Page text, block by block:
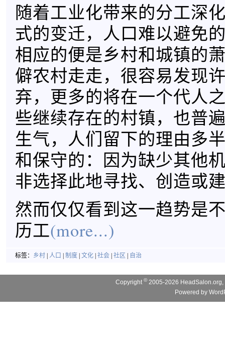
随着工业化带来的分工深
式的变迁，人口难以避免
相应的便是乡村和城镇的
僻农村走走，很容易发现
弃，更多的将在一个代人
些继续存在的村镇，也普
生气，人们留下的理由多
和保守的：因为缺少其他
非选择此地寻找、创造或
然而仅仅看到这一趋势是
历工(more...)
标签： 乡村 人口 制度 文化 社会 社区 自治
Copyright© 2005-2026
Powered by